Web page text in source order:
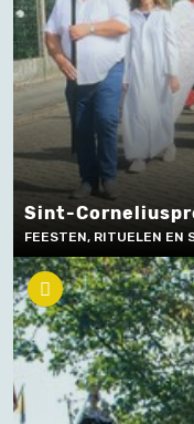
Sint-
FEESTEN, RITUELEN EN